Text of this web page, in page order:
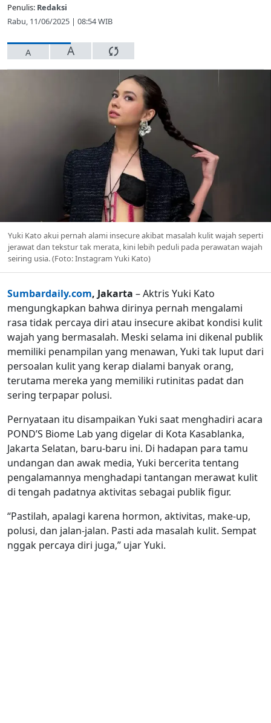
Penulis: Redaksi
Rabu, 11/06/2025 | 08:54 WIB
A A
Yuki Kato akui pernah alami insecure akibat masalah kulit wajah seperti
jerawat dan tekstur tak merata, kini lebih peduli pada perawatan wajah
seiring usia. (Foto: Instagram Yuki Kato)
Sumbardaily.com, Jakarta – Aktris Yuki Kato
mengungkapkan bahwa dirinya pernah mengalami
rasa tidak percaya diri atau insecure akibat kondisi kulit
wajah yang bermasalah. Meski selama ini dikenal publik
memiliki penampilan yang menawan, Yuki tak luput dari
persoalan kulit yang kerap dialami banyak orang,
terutama mereka yang memiliki rutinitas padat dan
sering terpapar polusi.
Pernyataan itu disampaikan Yuki saat menghadiri acara
POND’S Biome Lab yang digelar di Kota Kasablanka,
Jakarta Selatan, baru-baru ini. Di hadapan para tamu
undangan dan awak media, Yuki bercerita tentang
pengalamannya menghadapi tantangan merawat kulit
di tengah padatnya aktivitas sebagai publik figur.
“Pastilah, apalagi karena hormon, aktivitas, make-up,
polusi, dan jalan-jalan. Pasti ada masalah kulit. Sempat
nggak percaya diri juga,” ujar Yuki.